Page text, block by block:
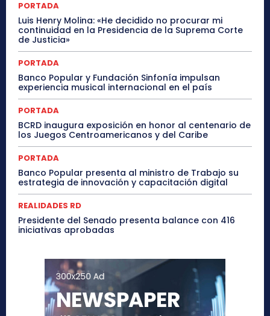
PORTADA
Luis Henry Molina: «He decidido no procurar mi
continuidad en la Presidencia de la Suprema Corte
de Justicia»
PORTADA
Banco Popular y Fundación Sinfonía impulsan
experiencia musical internacional en el país
PORTADA
BCRD inaugura exposición en honor al centenario de
los Juegos Centroamericanos y del Caribe
PORTADA
Banco Popular presenta al ministro de Trabajo su
estrategia de innovación y capacitación digital
REALIDADES RD
Presidente del Senado presenta balance con 416
iniciativas aprobadas